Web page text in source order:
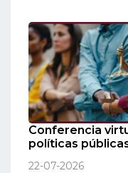
Conferencia
políticas
22-07-2026